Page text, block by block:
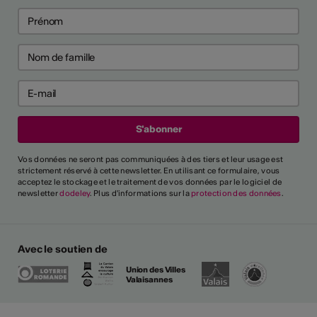
Vos données ne seront pas communiquées à des tiers et leur usage est
strictement réservé à cette newsletter. En utilisant ce formulaire, vous
acceptez le stockage et le traitement de vos données par le logiciel de
newsletterdodeley. Plus d'informations sur la protection des données.
Avec le soutien de
Union des Villes
Valaisannes